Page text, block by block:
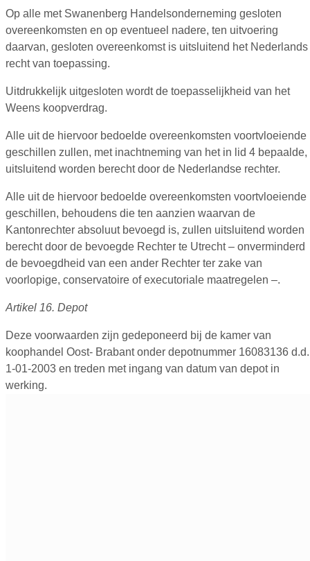
Op alle met Swanenberg Handelsonderneming gesloten
overeenkomsten en op eventueel nadere, ten uitvoering
daarvan, gesloten overeenkomst is uitsluitend het Nederlands
recht van toepassing.
Uitdrukkelijk uitgesloten wordt de toepasselijkheid van het
Weens koopverdrag.
Alle uit de hiervoor bedoelde overeenkomsten voortvloeiende
geschillen zullen, met inachtneming van het in lid 4 bepaalde,
uitsluitend worden berecht door de Nederlandse rechter.
Alle uit de hiervoor bedoelde overeenkomsten voortvloeiende
geschillen, behoudens die ten aanzien waarvan de
Kantonrechter absoluut bevoegd is, zullen uitsluitend worden
berecht door de bevoegde Rechter te Utrecht – onverminderd
de bevoegdheid van een ander Rechter ter zake van
voorlopige, conservatoire of executoriale maatregelen –.
Artikel 16. Depot
Deze voorwaarden zijn gedeponeerd bij de kamer van
koophandel Oost- Brabant onder depotnummer 16083136 d.d.
1-01-2003 en treden met ingang van datum van depot in
werking.